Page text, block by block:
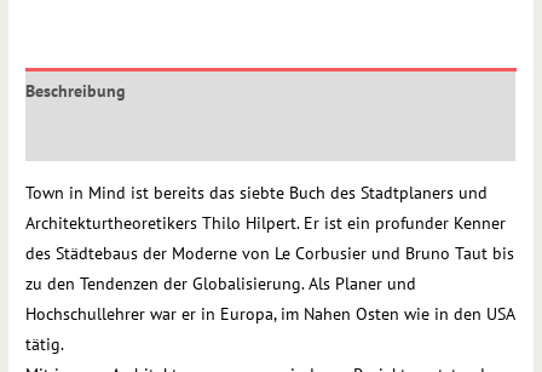
Beschreibung
Town in Mind ist bereits das siebte Buch des Stadtplaners und
Architekturtheoretikers Thilo Hilpert. Er ist ein profunder Kenner
des Städtebaus der Moderne von Le Corbusier und Bruno Taut bis
zu den Tendenzen der Globalisierung. Als Planer und
Hochschullehrer war er in Europa, im Nahen Osten wie in den USA
tätig.